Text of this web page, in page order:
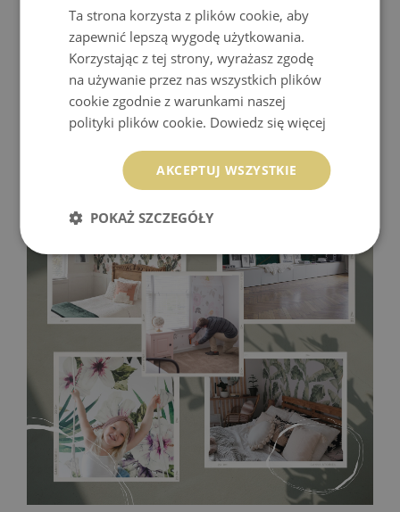
Fototapeta Winylowa- trwałość i wytrzymałość. Winyl to
materiał odporny na wysokie temperatury i wilgoć, a dzięki
dlatego z powodzeniem można go wykorzystać w kuchni
czy w łazience. Tapecie winylowej niestraszne są także
odciski palców, wystarczy przetrzeć ją od czasu do czasu
wilgotną ściereczką.Montaż wymaga użycia kleju do tapet
winylowych!
Ta strona korzysta z plików cookie, aby
zapewnić lepszą wygodę użytkowania.
Korzystając z tej strony, wyrażasz zgodę
na używanie przez nas wszystkich plików
cookie zgodnie z warunkami naszej
polityki plików cookie. Dowiedz się więcej
AKCEPTUJ WSZYSTKIE
POKAŻ SZCZEGÓŁY